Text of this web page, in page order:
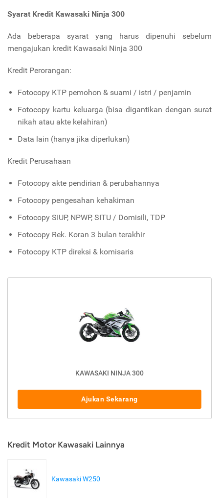
Syarat Kredit Kawasaki Ninja 300
Ada beberapa syarat yang harus dipenuhi sebelum
mengajukan kredit Kawasaki Ninja 300
Kredit Perorangan:
Fotocopy KTP pemohon & suami / istri / penjamin
Fotocopy kartu keluarga (bisa digantikan dengan surat
nikah atau akte kelahiran)
Data lain (hanya jika diperlukan)
Kredit Perusahaan
Fotocopy akte pendirian & perubahannya
Fotocopy pengesahan kehakiman
Fotocopy SIUP, NPWP, SITU / Domisili, TDP
Fotocopy Rek. Koran 3 bulan terakhir
Fotocopy KTP direksi & komisaris
KAWASAKI NINJA 300
Ajukan Sekarang
Kredit Motor Kawasaki Lainnya
Kawasaki W250